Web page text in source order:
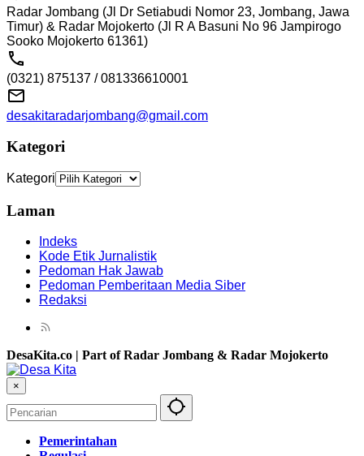
Radar Jombang (Jl Dr Setiabudi Nomor 23, Jombang, Jawa
Timur) & Radar Mojokerto (Jl R A Basuni No 96 Jampirogo
Sooko Mojokerto 61361)
(0321) 875137 / 081336610001
desakitaradarjombang@gmail.com
Kategori
Kategori
Laman
Indeks
Kode Etik Jurnalistik
Pedoman Hak Jawab
Pedoman Pemberitaan Media Siber
Redaksi
DesaKita.co | Part of Radar Jombang & Radar Mojokerto
×
Pemerintahan